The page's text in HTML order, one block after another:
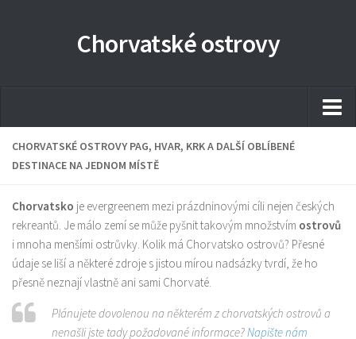
Chorvatské ostrovy
O Chorvatsku
Ostrov Vir Chorvatsko
Ubytování v Chorvatsku
Foto-galerie
Kdo jsme
Kontakt
CHORVATSKÉ OSTROVY PAG, HVAR, KRK A DALŠÍ OBLÍBENÉ
DESTINACE NA JEDNOM MÍSTĚ
Chorvatsko je evergreenem mezi prázdninovými cíli nejen českých
rekreantů. Je málo zemí se může pyšnit takovým množstvím ostrovů
i mnoha menšími ostrůvky. Kolik má Chorvatsko ostrovů? Přesné
údaje se liší a některé zdroje s jistou mírou nadsázky tvrdí, že ho
přesně neznají vlastně ani sami Chorvaté.
Plánujete dovolenou na některém z chorvatských ostrovů a
nenašli jste tady požadované informace?Napište nám